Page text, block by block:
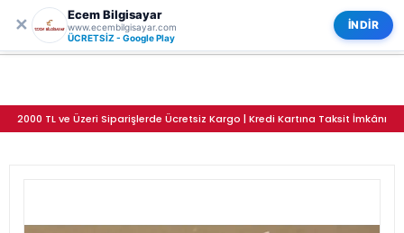
✕
Ecem Bilgisayar
www.ecembilgisayar.com
ÜCRETSİZ - Google Play
İNDİR
2000 TL ve Üzeri Siparişlerde Ücretsiz Kargo | Kredi Kartına Taksit İmkânı
0
Kategoriler